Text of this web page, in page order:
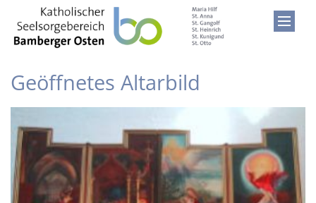
Zum Inhalt springen
Geöffnetes Altarbild